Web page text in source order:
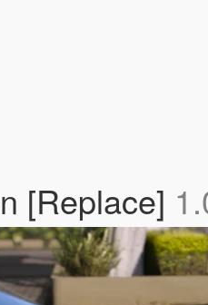
[Replace]